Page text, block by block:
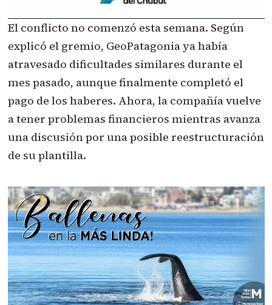
El conflicto no comenzó esta semana. Según
explicó el gremio, GeoPatagonia ya había
atravesado dificultades similares durante el
mes pasado, aunque finalmente completó el
pago de los haberes. Ahora, la compañía vuelve
a tener problemas financieros mientras avanza
una discusión por una posible reestructuración
de su plantilla.